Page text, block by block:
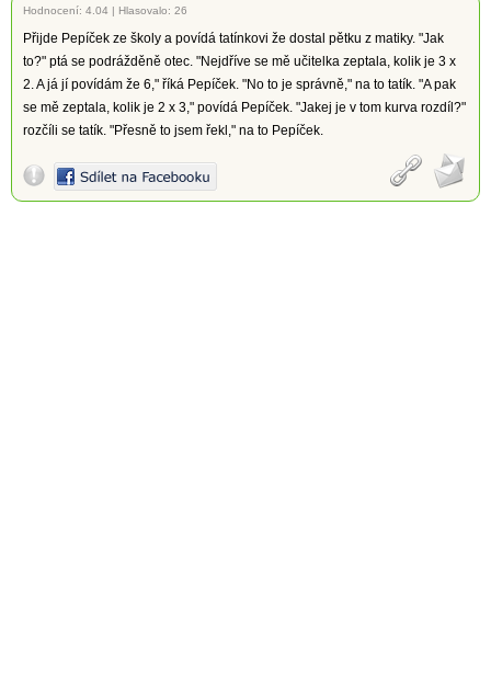
Hodnocení: 4.04 | Hlasovalo: 26
Přijde Pepíček ze školy a povídá tatínkovi že dostal pětku z matiky. "Jak
to?" ptá se podrážděně otec. "Nejdříve se mě učitelka zeptala, kolik je 3 x
2. A já jí povídám že 6," říká Pepíček. "No to je správně," na to tatík. "A pak
se mě zeptala, kolik je 2 x 3," povídá Pepíček. "Jakej je v tom kurva rozdíl?"
rozčíli se tatík. "Přesně to jsem řekl," na to Pepíček.